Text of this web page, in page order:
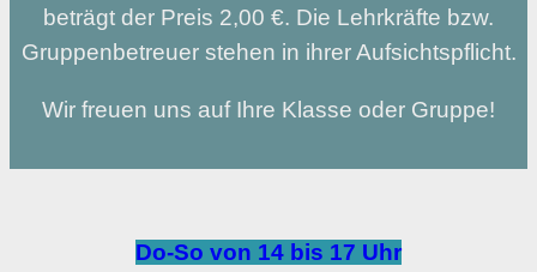
beträgt der Preis 2,00 €. Die Lehrkräfte bzw.
Gruppenbetreuer stehen in ihrer Aufsichtspflicht.
Wir freuen uns auf Ihre Klasse oder Gruppe!
Do-So von 14 bis 17 Uhr